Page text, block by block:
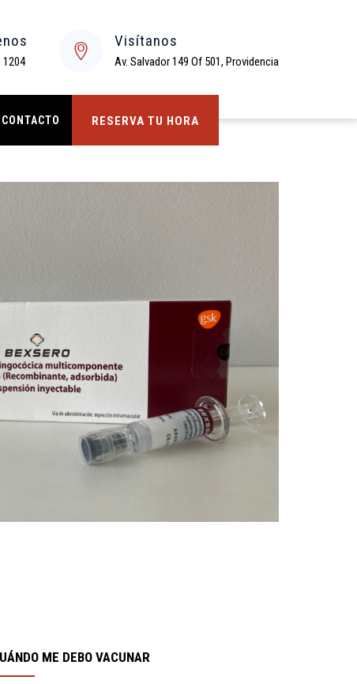
1204
Visítanos
Av. Salvador 149 Of 501, Providencia
CONTACTO RESERVA TU HORA
ME DEBO VACUNAR